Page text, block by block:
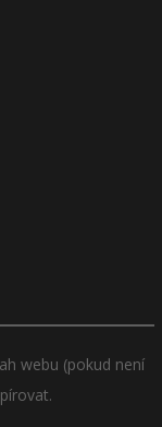
webu (pokud není